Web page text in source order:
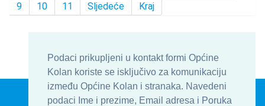
Podaci prikupljeni u kontakt formi Općine
Kolan koriste se isključivo za komunikaciju
između Općine Kolan i stranaka. Navedeni
podaci Ime i prezime, Email adresa i Poruka
9
10 11 Sljedeće Kraj
© Općina Kolan , Općinska uprava 2016 - 2026
Develop & Host byTJstudio.info